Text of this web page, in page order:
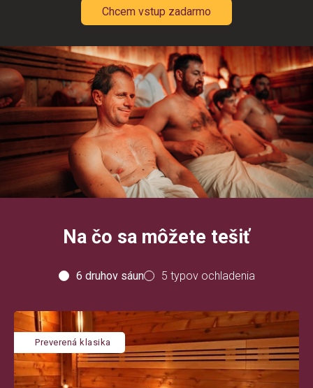
Chcem vstup zadarmo
Na čo sa môžete tešiť
6 druhov sáun 5 typov ochladenia
Preverená klasika